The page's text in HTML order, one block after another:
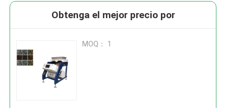
Obtenga el mejor precio por
MOQ： 1